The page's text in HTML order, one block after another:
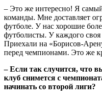
– Это же интересно! Я
команды. Мне доставляет
футболе. У нас хорошие
футболисты. У каждого
Приехали на «Борисов-
перед чемпионами. Это же
– Если так случится, что
клуб снимется с
начинать со второй лиги?